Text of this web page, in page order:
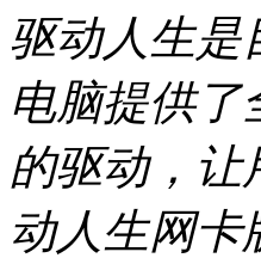
驱动人生是
电脑提供了
的驱动，让
动人生网卡